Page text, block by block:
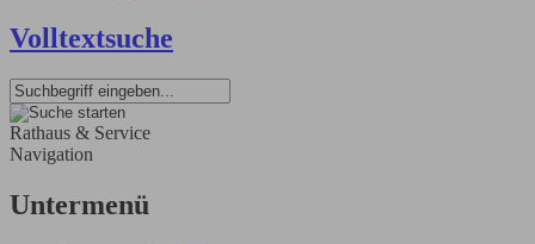
Volltextsuche
Rathaus & Service
Navigation
Untermenü